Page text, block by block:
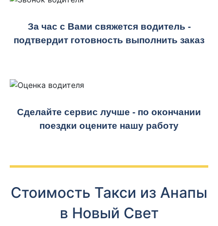
За час с Вами свяжется водитель -
подтвердит готовность выполнить заказ
Сделайте сервис лучше - по окончании
поездки оцените нашу работу
Стоимость Такси из Анапы
в Новый Свет